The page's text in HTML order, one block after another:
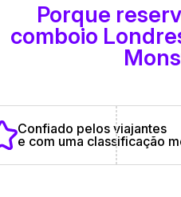
Porque
comboio
Confiado pelos viajantes
e com uma classificação